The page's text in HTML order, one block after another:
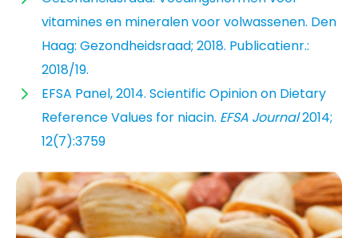
vitamines en mineralen voor volwassenen. Den
Haag: Gezondheidsraad; 2018. Publicatienr.:
2018/19.
EFSA Panel, 2014. Scientific Opinion on Dietary
Reference Values for niacin. EFSA Journal2014;
12(7):3759